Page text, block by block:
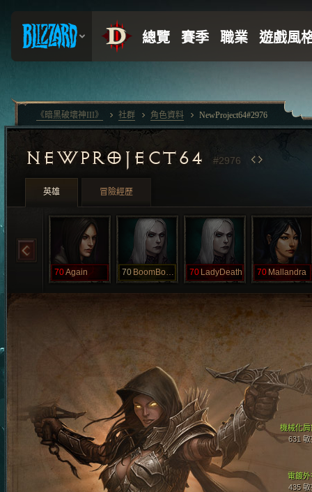
NEWPROJECT64 #2976
英雄 冒險經歷
70Again 70 BoomBoomBoom 70 LadyDeath 70 Mallandra
電鍍外
435 敏
機械化肩
631 敏
《暗黑破壞神III》 社群 角色資料 NewProject64#2976